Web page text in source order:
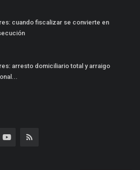
cuando fiscalizar se convierte en
arresto domiciliario total y arraigo